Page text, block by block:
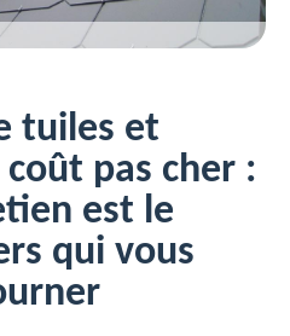
tuiles et
pas cher :
est le
qui vous